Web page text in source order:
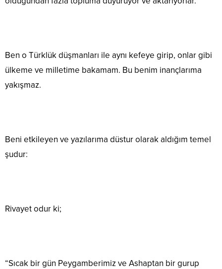
Ben o Türklük düşmanları ile aynı kefeye girip, onlar gibi
ülkeme ve milletime bakamam. Bu benim inançlarıma
yakışmaz.
Beni etkileyen ve yazılarıma düstur olarak aldığım temel
şudur:
Rivayet odur ki;
“Sıcak bir gün Peygamberimiz ve Ashaptan bir gurup